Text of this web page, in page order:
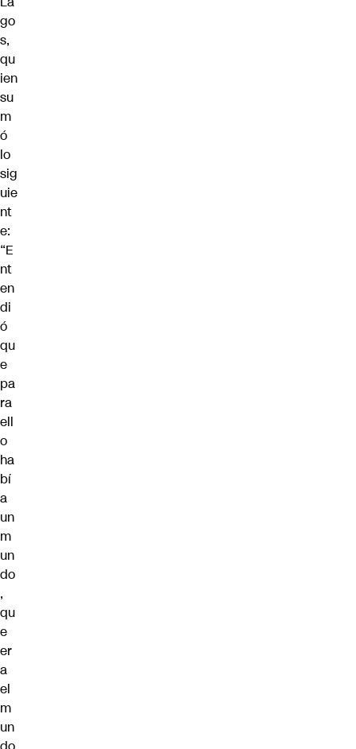
go
s,
qu
ien
su
m
ó
lo
sig
uie
nt
e:
“E
nt
en
di
ó
qu
e
pa
ra
ell
o
ha
bí
a
un
m
un
do
,
qu
e
er
a
el
m
un